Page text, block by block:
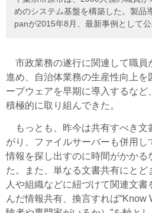
めのシステム基盤を構築した。製品
panが2015年8月、最新事例として公
市政業務の遂行に関連して職員
進め、自治体業務の生産性向上
ープウェアを早期に導入するなど
積極的に取り組んできた。
もっとも、昨今は共有すべき文
がり、ファイルサーバーも併用し
情報を探し出すのに時間がかかる
た。また、単なる文書共有にとど
人や組織などに紐づけて関連文
んだ情報共有、換言すれば“Know